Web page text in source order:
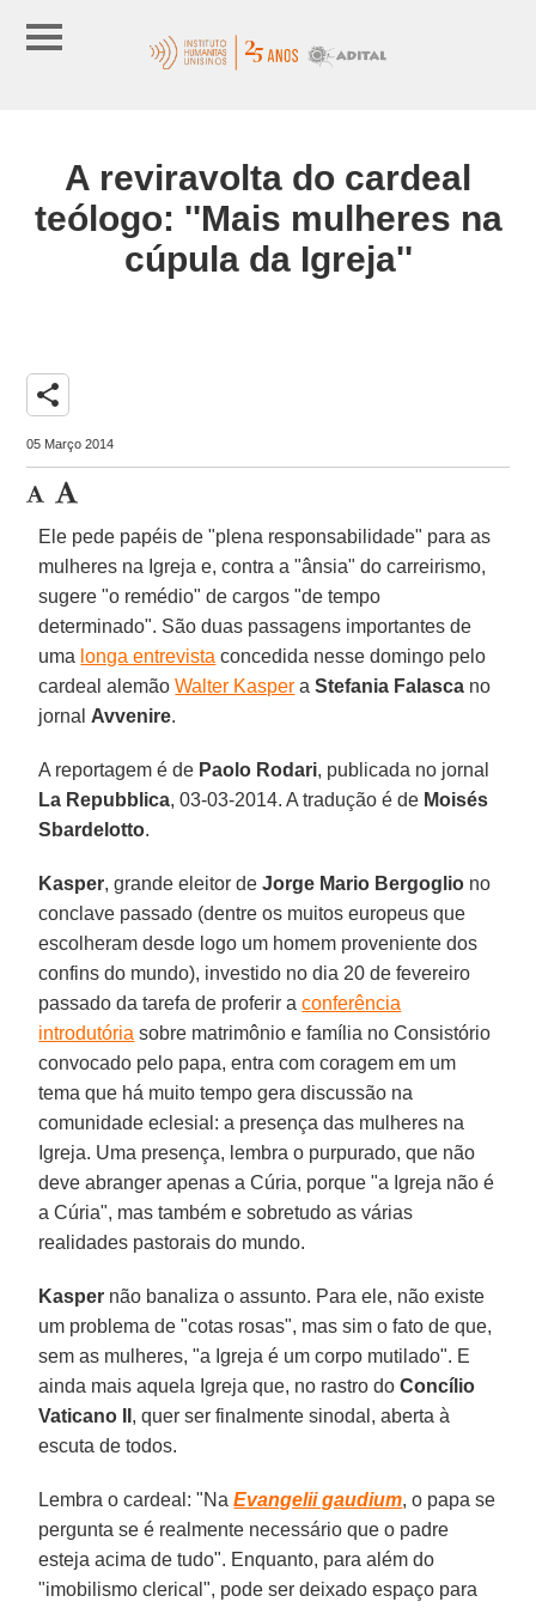
A reviravolta do cardeal
teólogo: ''Mais mulheres na
cúpula da Igreja''
share
05 Março 2014
Ele pede papéis de "plena responsabilidade" para as
mulheres na Igreja e, contra a "ânsia" do carreirismo,
sugere "o remédio" de cargos "de tempo
determinado". São duas passagens importantes de
uma longa entrevista concedida nesse domingo pelo
cardeal alemãoWalter Kasper aStefania Falasca no
jornal Avvenire.
A reportagem é de Paolo Rodari, publicada no jornal
La Repubblica, 03-03-2014. A tradução é de Moisés
Sbardelotto.
Kasper, grande eleitor deJorge Mario Bergoglio no
conclave passado (dentre os muitos europeus que
escolheram desde logo um homem proveniente dos
confins do mundo), investido no dia 20 de fevereiro
passado da tarefa de proferir aconferência
introdutória sobre matrimônio e família no Consistório
convocado pelo papa, entra com coragem em um
tema que há muito tempo gera discussão na
comunidade eclesial: a presença das mulheres na
Igreja. Uma presença, lembra o purpurado, que não
deve abranger apenas a Cúria, porque "a Igreja não é
a Cúria", mas também e sobretudo as várias
realidades pastorais do mundo.
Kasper não banaliza o assunto. Para ele, não existe
um problema de "cotas rosas", mas sim o fato de que,
sem as mulheres, "a Igreja é um corpo mutilado". E
ainda mais aquela Igreja que, no rastro doConcílio
Vaticano II , quer ser finalmente sinodal, aberta à
escuta de todos.
Lembra o cardeal: "NaEvangelii gaudium, o papa se
pergunta se é realmente necessário que o padre
esteja acima de tudo". Enquanto, para além do
"imobilismo clerical", pode ser deixado espaço para